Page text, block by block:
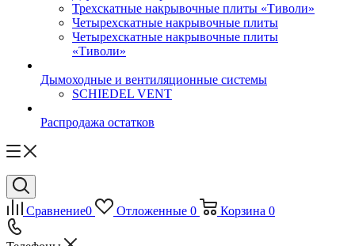
Трехскатные накрывочные плиты «Тиволи»
Четырехскатные накрывочные плиты
Четырехскатные накрывочные плиты
«Тиволи»
Дымоходные и вентиляционные системы
SCHIEDEL VENT
Распродажа остатков
Сравнение0 Отложенные 0 Корзина 0